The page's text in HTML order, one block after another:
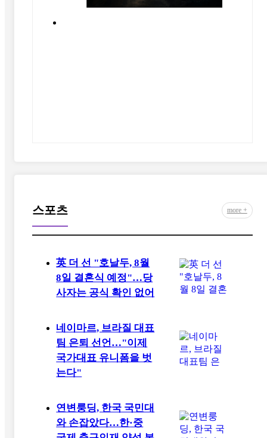
스포츠 more +
英 더 선 "호날두, 8월
8일 결혼식 예정"…당
사자는 공식 확인 없어
네이마르, 브라질 대표
팀 은퇴 선언…"이제
국가대표 유니폼을 벗
는다"
연변룽딩, 한국 국민대
와 손잡았다…한·중